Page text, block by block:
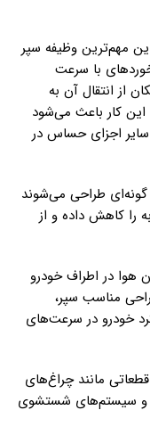
مهم‌ترین وظیفه سپر
با سرعت
از انتقال آن به
کار باعث می‌شود
سایر اجزای حساس در
طراحی می‌شوند
را کاهش داده و از
هوا در اطراف خودرو
مناسب سپر،
خودرو در سرعت‌های
مانند چراغ‌های
و سیستم‌های شستشوی